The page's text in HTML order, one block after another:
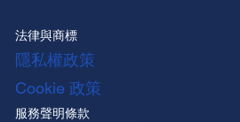
法律與商標
隱私權政策
Cookie 政策
服務聲明條款